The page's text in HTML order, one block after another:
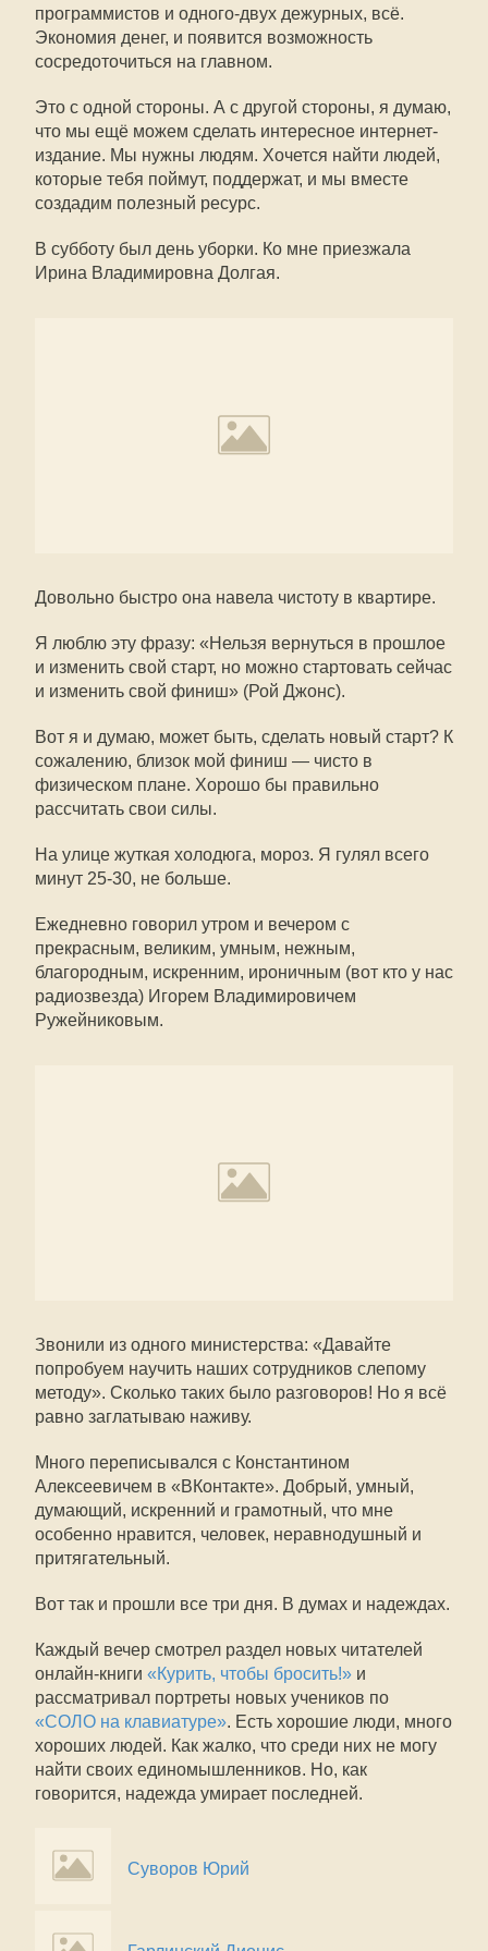
программистов и одного-двух дежурных, всё.
Экономия денег, и появится возможность
сосредоточиться на главном.
Это с одной стороны. А с другой стороны, я думаю,
что мы ещё можем сделать интересное интернет-
издание. Мы нужны людям. Хочется найти людей,
которые тебя поймут, поддержат, и мы вместе
создадим полезный ресурс.
В субботу был день уборки. Ко мне приезжала
Ирина Владимировна Долгая.
Довольно быстро она навела чистоту в квартире.
Я люблю эту фразу: «Нельзя вернуться в прошлое
и изменить свой старт, но можно стартовать сейчас
и изменить свой финиш» (Рой Джонс).
Вот я и думаю, может быть, сделать новый старт? К
сожалению, близок мой финиш — чисто в
физическом плане. Хорошо бы правильно
рассчитать свои силы.
На улице жуткая холодюга, мороз. Я гулял всего
минут 25-30, не больше.
Ежедневно говорил утром и вечером с
прекрасным, великим, умным, нежным,
благородным, искренним, ироничным (вот кто у нас
радиозвезда) Игорем Владимировичем
Ружейниковым.
Звонили из одного министерства: «Давайте
попробуем научить наших сотрудников слепому
методу». Сколько таких было разговоров! Но я всё
равно заглатываю наживу.
Много переписывался с Константином
Алексеевичем в «ВКонтакте». Добрый, умный,
думающий, искренний и грамотный, что мне
особенно нравится, человек, неравнодушный и
притягательный.
Вот так и прошли все три дня. В думах и надеждах.
Каждый вечер смотрел раздел новых читателей
онлайн-книги «Курить, чтобы бросить!» и
рассматривал портреты новых учеников по
«СОЛО на клавиатуре». Есть хорошие люди, много
хороших людей. Как жалко, что среди них не могу
найти своих единомышленников. Но, как
говорится, надежда умирает последней.
Суворов Юрий